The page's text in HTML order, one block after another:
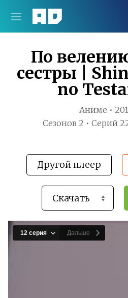
По
сестры |
no
Аниме •
Сезонов 2 • Серий
Другой плеер